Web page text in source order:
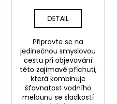
DETAIL
Připravte se na
jedinečnou smyslovou
cestu při objevování
této zajímavé příchuti,
která kombinuje
šťavnatost vodního
melounu se sladkostí